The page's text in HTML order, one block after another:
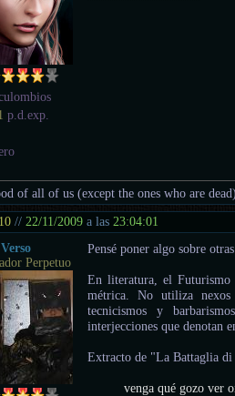
p.d.exp.
of all of us (except the ones who are
10 //22/11/2009 a las23:04:01
Verso
Perpetuo
Pensé poner algo sobre
En literatura, el Futurismo
métrica. No utiliza
tecnicismos y
interjecciones que denotan
Extracto de "La Battaglia
venga qué gozo ver